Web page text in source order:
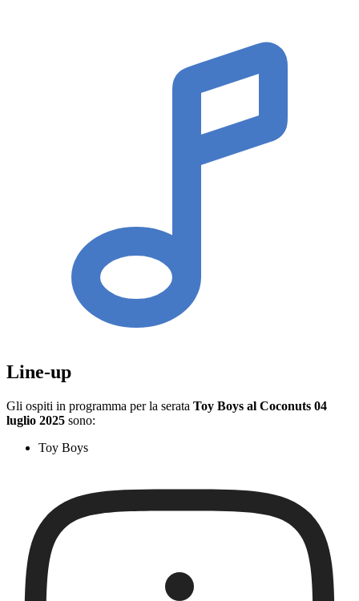
Line-up
Gli ospiti in programma per la serata Toy Boys al Coconuts 04
luglio 2025 sono:
Toy Boys